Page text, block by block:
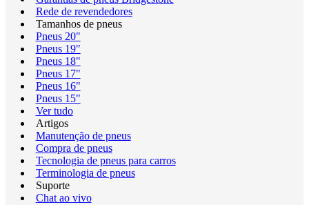
Rede de revendedores
Tamanhos de pneus
Pneus 20"
Pneus 19"
Pneus 18"
Pneus 17"
Pneus 16"
Pneus 15"
Ver tudo
Artigos
Manutenção de pneus
Compra de pneus
Tecnologia de pneus para carros
Terminologia de pneus
Suporte
Chat ao vivo